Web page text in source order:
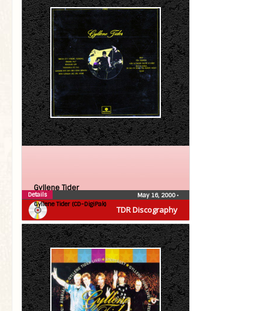
TDR Discography
Gyllene Tider
Gyllene Tider (CD-DigiPak)
May 16, 2000•
Details